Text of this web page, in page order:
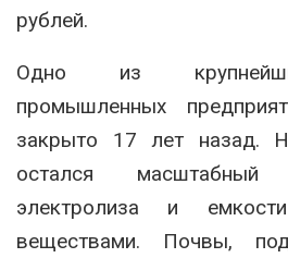
рублей.
Одно из
промышленных
закрыто 17 лет назад.
остался масштабный
электролиза и
веществами. Почвы,